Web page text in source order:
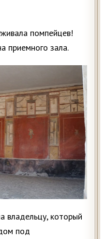
помпейцев!
приемного зала.
владельцу, который
под